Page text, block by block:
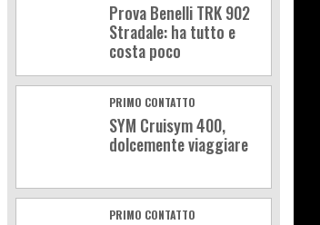
Prova Benelli TRK 902
Stradale: ha tutto e
costa poco
PRIMO CONTATTO
SYM Cruisym 400,
dolcemente viaggiare
PRIMO CONTATTO